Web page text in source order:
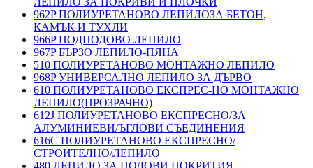
962P ПОЛИУРЕТАНОВО ЛЕПИЛОЗА БЕТОН,
КАМЪК И ТУХЛИ
966P ПОДПОДОВО ЛЕПИЛО
967P БЪРЗО ЛЕПИЛО-ПЯНА
510 ПОЛИУРЕТАНОВО МОНТАЖНО ЛЕПИЛО
968P УНИВЕРСАЛНО ЛЕПИЛО ЗА ДЪРВО
610 ПОЛИУРЕТАНОВО ЕКСПРЕС-НО МОНТАЖНО
ЛЕПИЛО(ПРОЗРАЧНО)
612J ПОЛИУРЕТАНОВО ЕКСПРЕСНО/ЗА
АЛУМИНИЕВИ/ЪГЛОВИ СЪЕДИНЕНИЯ
616C ПОЛИУРЕТАНОВО ЕКСПРЕСНО/
СТРОИТЕЛНО/ЛЕПИЛО
480 ЛЕПИЛО ЗА ПОДОВИ ПОКРИТИЯ